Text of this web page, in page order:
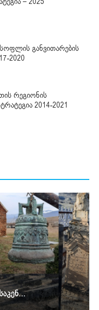
განვითარების
2020
რეგიონის
2014-2021